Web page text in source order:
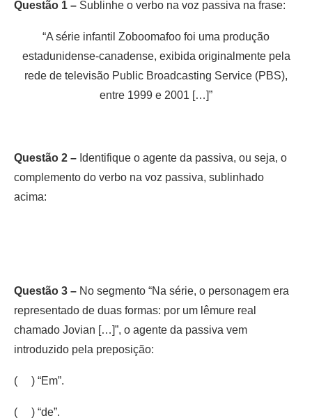
Questão 1 – Sublinhe o verbo na voz passiva na frase:
“A série infantil Zoboomafoo foi uma produção
estadunidense-canadense, exibida originalmente pela
rede de televisão Public Broadcasting Service (PBS),
entre 1999 e 2001 […]”
Questão 2 – Identifique o agente da passiva, ou seja, o
complemento do verbo na voz passiva, sublinhado
acima:
Questão 3 – No segmento “Na série, o personagem era
representado de duas formas: por um lêmure real
chamado Jovian […]”, o agente da passiva vem
introduzido pela preposição:
( ) “Em”.
( ) “de”.